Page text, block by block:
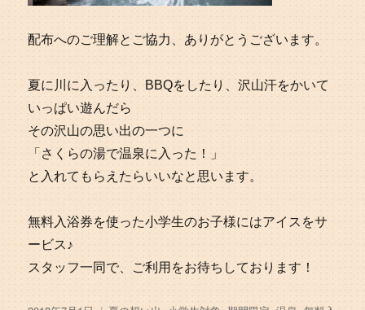
配布へのご理解とご協力、ありがとうございます。
夏に川に入ったり、BBQをしたり、沢山汗をかいて
いっぱい遊んだら
その沢山の思い出の一つに
「さくらの湯で温泉に入った！」
と入れてもらえたらいいなと思います。
無料入浴券を使った小学生のお子様にはアイスをサ
ービス♪
スタッフ一同で、ご利用をお待ちしております！